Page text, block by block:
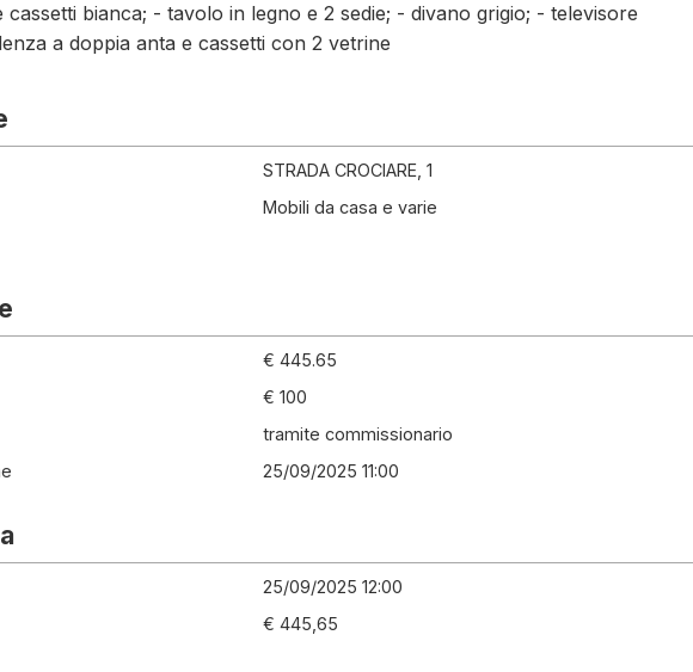
bianca; - tavolo in legno e 2 sedie; - divano grigio; - televisore
a doppia anta e cassetti con 2 vetrine
STRADA CROCIARE, 1
Mobili da casa e varie
€ 445.65
€ 100
tramite commissionario
25/09/2025 11:00
25/09/2025 12:00
€ 445,65